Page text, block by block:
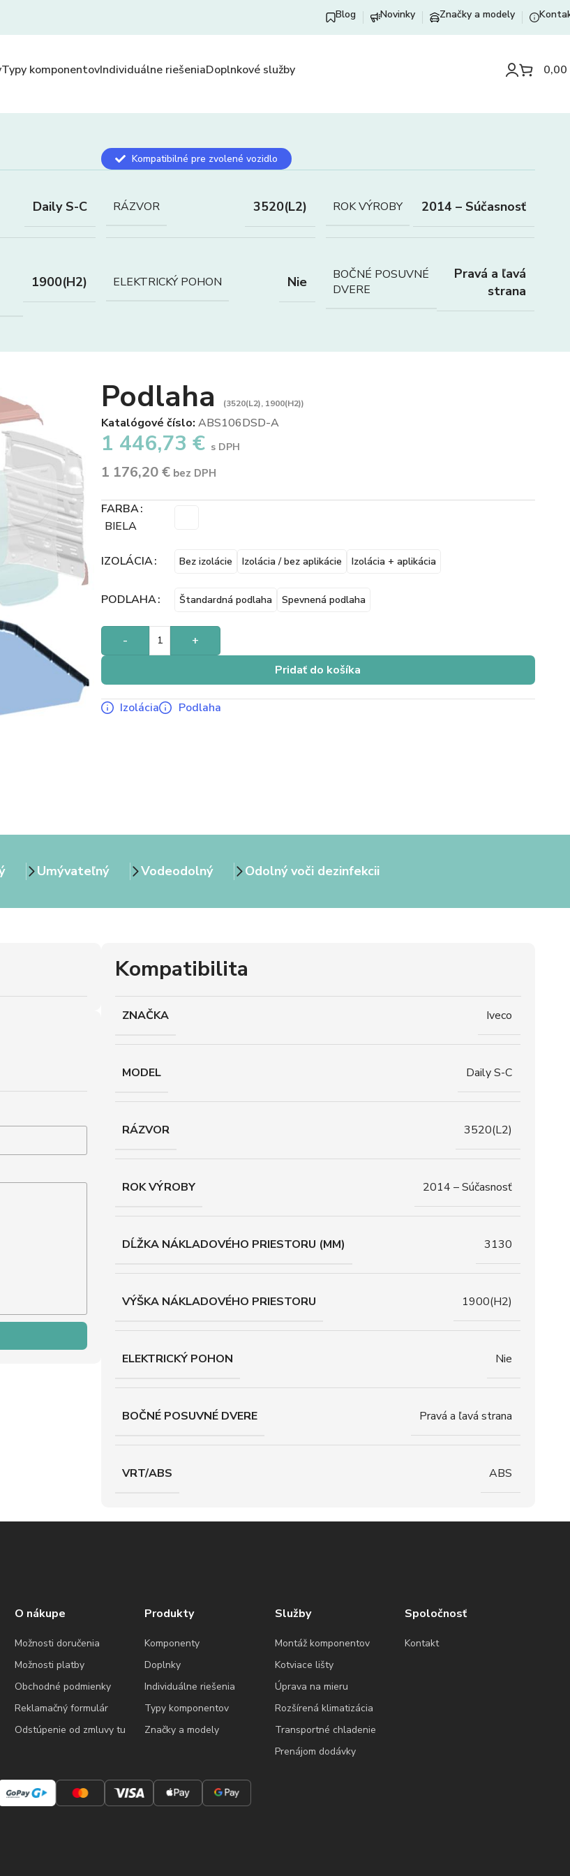
Blog Novinky Značky a modely
Typy komponentovIndividuálne riešeniaDoplnkové služby 0,00
Kompatibilné pre zvolené vozidlo
Daily S-C RÁZVOR 3520(L2) ROK VÝROBY 2014 – Súčasnosť
1900(H2) ELEKTRICKÝ POHON Nie
BOČNÉ POSUVNÉ
DVERE
Pravá a ľavá
strana
Podlaha (3520(L2), 1900(H2))
Katalógové číslo: ABS106DSD-A
1 446,73 € s DPH
1 176,20€bez DPH
FARBA
BIELA
IZOLÁCIA Bez izolácie Izolácia / bez aplikácie Izolácia + aplikácia
PODLAHA Štandardná podlaha Spevnená podlaha
-
+
Pridať do košíka
Izolácia Podlaha
Umývateľný Vodeodolný Odolný voči dezinfekcii
Kompatibilita
ZNAČKA Iveco
MODEL Daily S-C
RÁZVOR 3520(L2)
ROK VÝROBY 2014 – Súčasnosť
DĹŽKA NÁKLADOVÉHO PRIESTORU (MM) 3130
VÝŠKA NÁKLADOVÉHO PRIESTORU 1900(H2)
ELEKTRICKÝ POHON Nie
BOČNÉ POSUVNÉ DVERE Pravá a ľavá strana
VRT/ABS ABS
O nákupe
Možnosti doručenia
Možnosti platby
Obchodné podmienky
Reklamačný formulár
Odstúpenie od zmluvy tu
Produkty
Komponenty
Doplnky
Individuálne riešenia
Typy komponentov
Značky a modely
Služby
Montáž komponentov
Kotviace lišty
Úprava na mieru
Rozšírená klimatizácia
Transportné chladenie
Prenájom dodávky
Spoločnosť
Kontakt